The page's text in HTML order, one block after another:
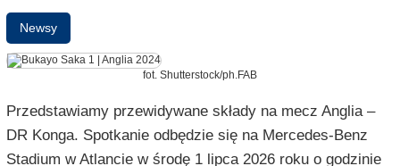
Newsy
fot. Shutterstock/ph.FAB
Przedstawiamy przewidywane składy na mecz Anglia –
DR Konga. Spotkanie odbędzie się na Mercedes-Benz
Stadium w Atlancie w środę 1 lipca 2026 roku o godzinie